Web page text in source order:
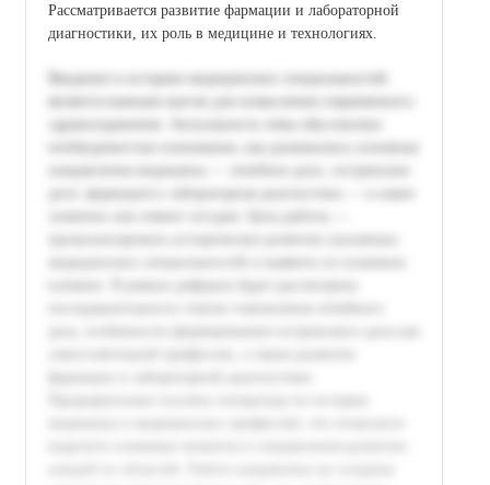
Рассматривается развитие фармации и лабораторной
диагностики, их роль в медицине и технологиях.